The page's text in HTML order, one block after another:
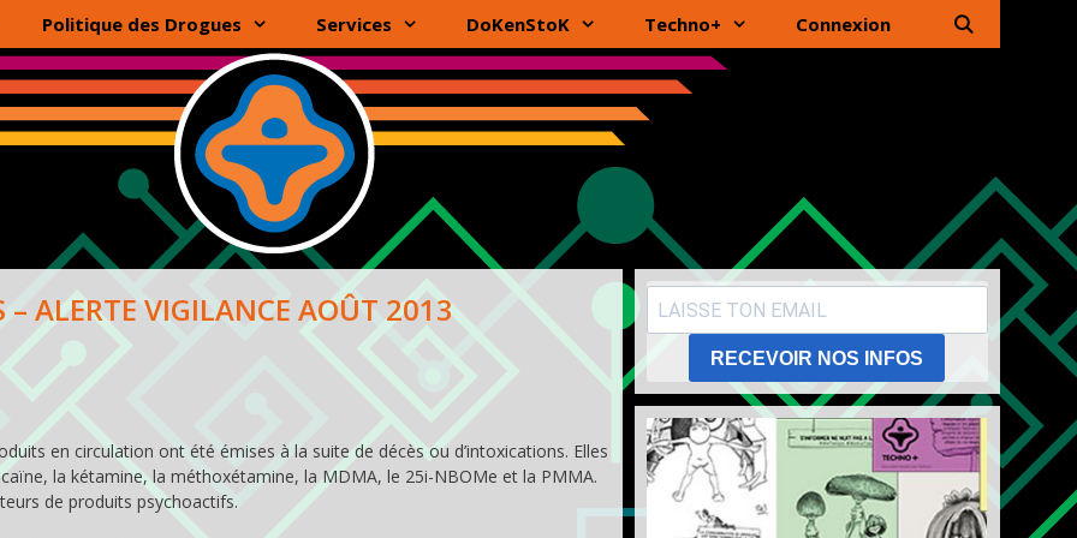
Politique des Drogues Services DoKenStoK Techno+ Connexion
– ALERTE VIGILANCE AOÛT 2013
en circulation ont été émises à la suite de décès ou d’intoxications. Elles
la kétamine, la méthoxétamine, la MDMA, le 25i-NBOMe et la PMMA.
de produits psychoactifs.
RECEVOIR NOS INFOS